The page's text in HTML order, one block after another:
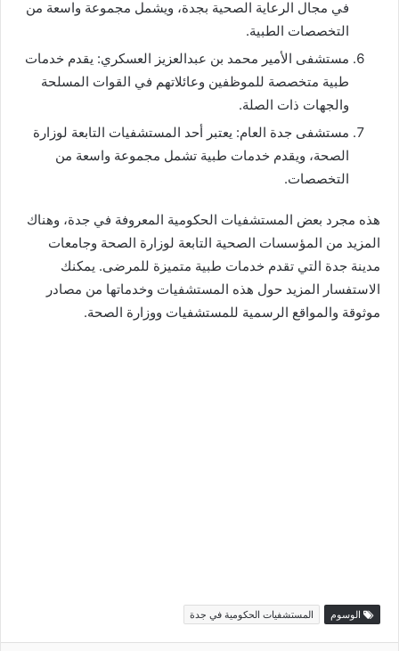
في مجال الرعاية الصحية بجدة، ويشمل مجموعة واسعة من
التخصصات الطبية.
مستشفى الأمير محمد بن عبدالعزيز العسكري: يقدم خدمات
طبية متخصصة للموظفين وعائلاتهم في القوات المسلحة
والجهات ذات الصلة.
مستشفى جدة العام: يعتبر أحد المستشفيات التابعة لوزارة
الصحة، ويقدم خدمات طبية تشمل مجموعة واسعة من
التخصصات.
هذه مجرد بعض المستشفيات الحكومية المعروفة في جدة، وهناك
المزيد من المؤسسات الصحية التابعة لوزارة الصحة وجامعات
مدينة جدة التي تقدم خدمات طبية متميزة للمرضى. يمكنك
الاستفسار المزيد حول هذه المستشفيات وخدماتها من مصادر
موثوقة والمواقع الرسمية للمستشفيات ووزارة الصحة.
الوسوم المستشفيات الحكومية في جدة